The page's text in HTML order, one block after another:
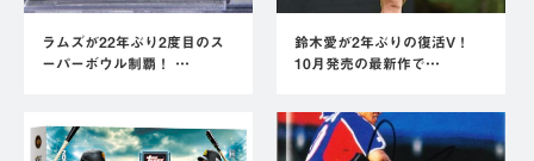
ラムズが22年ぶり2度目のス
ーパーボウル制覇！ …
鈴木愛が2年ぶりの復活V！
10月発売の最新作で…